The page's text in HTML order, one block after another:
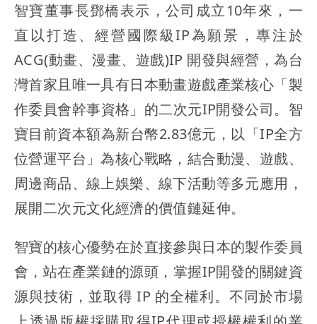
智寶董事長鄧橋表示，公司成立10年來，一
直以打造、經營國際級IP為願景，專注於
ACG(動畫、漫畫、遊戲)IP 開發與經營，為台
灣首家且唯一具有日本動畫遊戲產業核心「製
作委員會幹事資格」的二次元IP開發公司。智
寶目前資本額為新台幣2.83億元，以「IP全方
位營運平台」為核心戰略，結合動漫、遊戲、
周邊商品、線上娛樂、線下活動等多元應用，
展開二次元文化經濟的價值鏈延伸。
智寶的核心優勢在於直接參與日本的製作委員
會，站在產業鏈的源頭，掌握IP開發的關鍵資
源與技術，並取得 IP 的全權利。不同於市場